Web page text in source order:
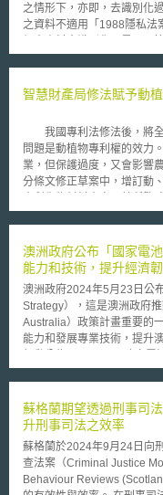
之情形下，亦即，去識別化
之資料不適用「1988隱私法
續關注。OAIC近期準備提出
APPs)，就非公務機關蒐集
用目的已消失，須以合理方
公務機關係合法保有個人資
個人資料屬健康資料者，因
公務機關亦無銷毀或去識別
APPs第16B(2)條之要件者
的蒐集個人健康資料 (APPs第95A條)。 其他如「
Number Guidelines)、隱私
(Privacy Commissioner’s
等，均就個人資料去識別化訂有相關規範。
發展，將需堅實的隱私保護
之提出，以及標準之認定門
智慧財產局修法賦予動
我國專利法修法後，將全
問題是動植物專利權的效力
業，但保護過度，又會影響
分條文修正草案中，增訂動
繁殖之生物材料之行為。 根據現行專利法第５６條第１項規定，獲得
的要約、販賣、使用或為上
定，專利物品本身經第一次
物發明人的權益。 基於上述理由，智慧局經參考歐盟生物技術發明指
令第八條，於專利法部分條
盡範圍，另為了保護農民權
責，使農民自專利權人或其
澳洲政府公布「國家電
能力和技術，提升經濟
澳洲政府2024年5月23日公
Strategy），這是澳洲政府
Australia）政策計畫重要的
能力和發展專業技術，提升澳洲的經
家經濟增長： 以2024年4月
元，投資包括再生氫、綠色
製造技術。 二、培養人才知識和技能，創造澳洲本土工作機會： 建立電池
力的領域。 三、確保澳洲在全球電池供應鏈中的地位： 重點支持構建供應
鏈韌性的製造業，透過國際
能源貿易機會，推廣高ESG標準。 四、在永續、標準和循環
蘇格蘭期望透過刑事司
升刑事司法之效率
蘇格蘭於2024年9月24日向
查法案（Criminal Justice
Behaviour Reviews